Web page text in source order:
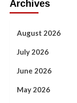
Archives
August 2026
July 2026
June 2026
May 2026